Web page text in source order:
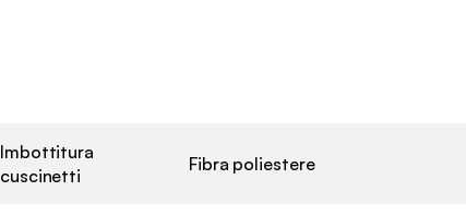
Imbottitura
cuscinetti
Fibra poliestere